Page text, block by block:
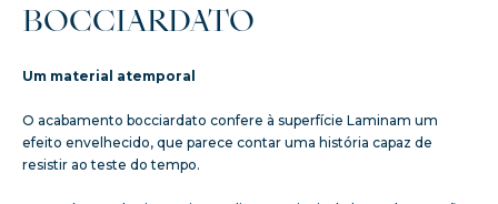
BOCCIARDATO
Um material atemporal
O acabamento bocciardato confere à superfície Laminam um
efeito envelhecido, que parece contar uma história capaz de
resistir ao teste do tempo.